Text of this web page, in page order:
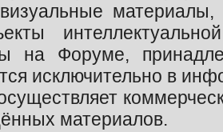
на Форуме,
исключительно в
материалов.